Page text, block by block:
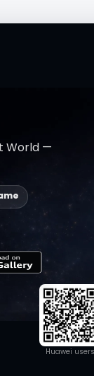
World —
Huawei users